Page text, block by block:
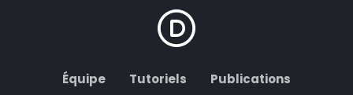
Équipe Tutoriels Publications